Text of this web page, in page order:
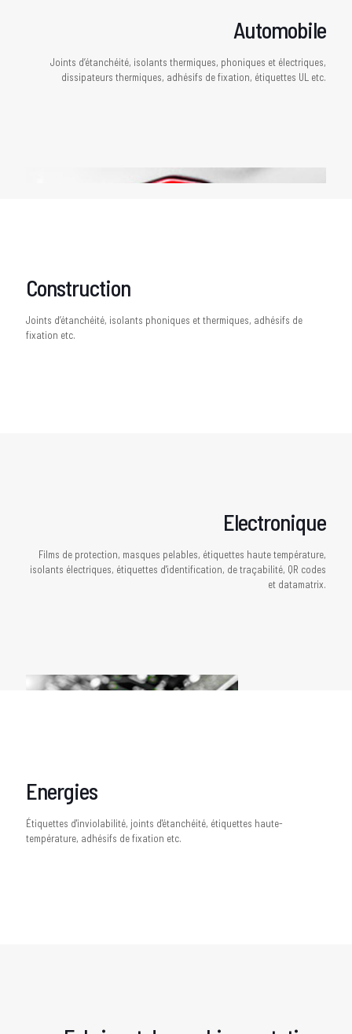
Automobile
Joints d’étanchéité, isolants thermiques, phoniques et électriques,
dissipateurs thermiques, adhésifs de fixation, étiquettes UL etc.
Construction
Joints d’étanchéité, isolants phoniques et thermiques, adhésifs de
fixation etc.
Electronique
Films de protection, masques pelables, étiquettes haute température,
isolants électriques, étiquettes d'identification, de traçabilité, QR codes
et datamatrix.
Energies
Étiquettes d'inviolabilité, joints d'étanchéité, étiquettes haute-
température, adhésifs de fixation etc.